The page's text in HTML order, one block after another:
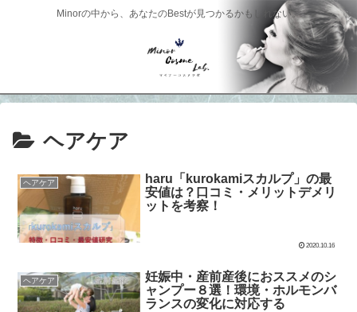
Minorの中から、あなたのBestが見つかるかもしれない。
ヘアケア
ヘアケア
haru「kurokamiスカルプ」の最
安値は？口コミ・メリットデメリ
ットを考察！
2020.10.16
ヘアケア
妊娠中・産前産後におススメのシ
ャンプー８選！環境・ホルモンバ
ランスの変化に対応する